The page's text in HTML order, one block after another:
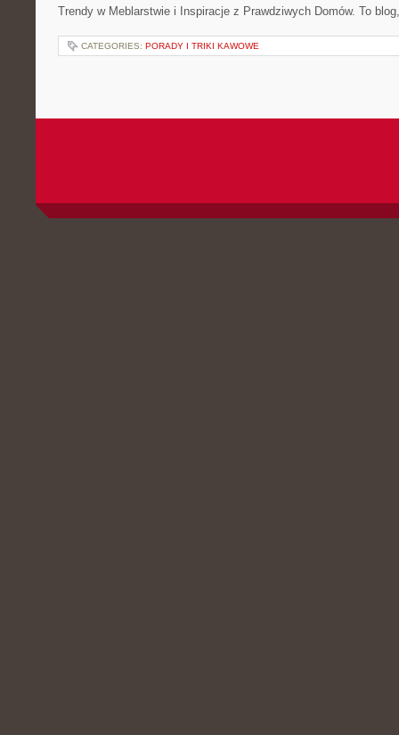
Trendy w Meblarstwie i Inspiracje z Prawdziwych Domów. To
CATEGORIES: PORADY I TRIKI KAWOWE